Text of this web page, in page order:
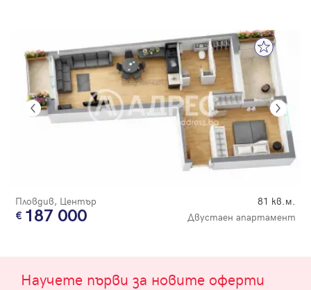
Пловдив, Център 81 кв.м.
187 000 Двустаен апартамент
Научете първи за новите оферти